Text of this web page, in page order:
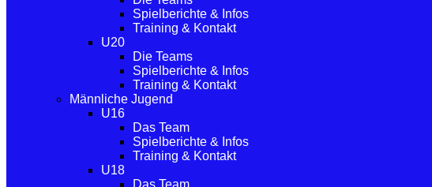
Spielberichte & Infos
Training & Kontakt
U20
Die Teams
Spielberichte & Infos
Training & Kontakt
Männliche Jugend
U16
Das Team
Spielberichte & Infos
Training & Kontakt
U18
Das Team